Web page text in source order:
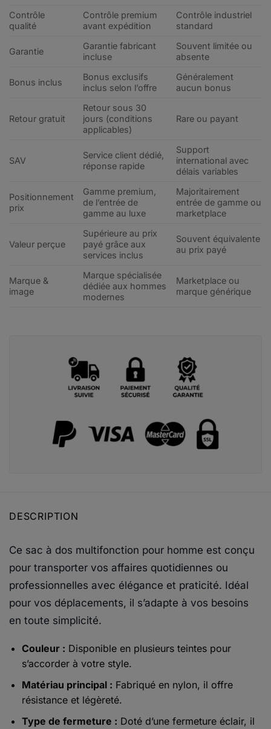
Contrôle
qualité
Contrôle premium
avant expédition
Contrôle industriel
standard
Garantie
Garantie fabricant
incluse
Souvent limitée ou
absente
Bonus inclus
Bonus exclusifs
inclus selon l’offre
Généralement
aucun bonus
Retour gratuit
Retour sous 30
jours (conditions
applicables)
Rare ou payant
SAV
Service client dédié,
réponse rapide
Support
international avec
délais variables
Positionnement
prix
Gamme premium,
de l’entrée de
gamme au luxe
Majoritairement
entrée de gamme ou
marketplace
Valeur perçue
Supérieure au prix
payé grâce aux
services inclus
Souvent équivalente
au prix payé
Marque &
image
Marque spécialisée
dédiée aux hommes
modernes
Marketplace ou
marque générique
DESCRIPTION
Ce sac à dos multifonction pour homme est conçu
pour transporter vos affaires quotidiennes ou
professionnelles avec élégance et praticité. Idéal
pour vos déplacements, il s’adapte à vos besoins
en toute simplicité.
Couleur : Disponible en plusieurs teintes pour
s’accorder à votre style.
Matériau principal : Fabriqué en nylon, il offre
résistance et légèreté.
Type de fermeture : Doté d’une fermeture éclair, il